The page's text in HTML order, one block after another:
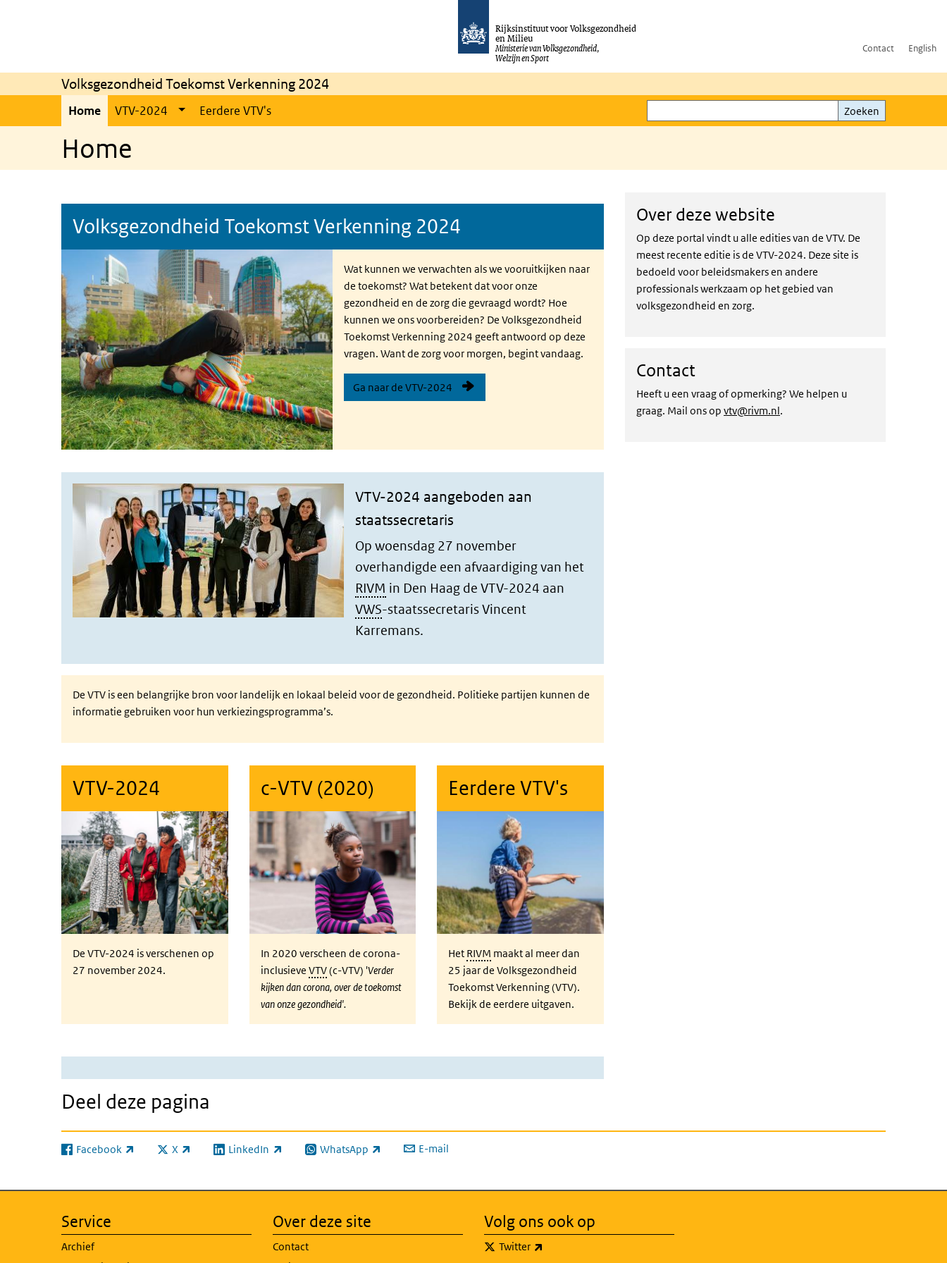
Rijksinstituut voor Volksgezondheid
en Milieu
Ministerie van Volksgezondheid,
Welzijn en Sport
Contact English
Volksgezondheid Toekomst Verkenning 2024
Home VTV-2024 Eerdere VTV's
Zoeken
Zoeken
Home
Volksgezondheid Toekomst Verkenning 2024
Wat kunnen we verwachten als we vooruitkijken naar
de toekomst? Wat betekent dat voor onze
gezondheid en de zorg die gevraagd wordt? Hoe
kunnen we ons voorbereiden? De Volksgezondheid
Toekomst Verkenning 2024 geeft antwoord op deze
vragen. Want de zorg voor morgen, begint vandaag.
Ga naar de VTV-2024
VTV-2024 aangeboden aan
staatssecretaris
Op woensdag 27 november
overhandigde een afvaardiging van het
RIVM in Den Haag de VTV-2024 aan
VWS-staatssecretaris Vincent
Karremans.
De VTV is een belangrijke bron voor landelijk en lokaal beleid voor de gezondheid. Politieke partijen kunnen de
informatie gebruiken voor hun verkiezingsprogramma’s.
VTV-2024
De VTV-2024 is verschenen op
27 november 2024.
c-VTV (2020)
In 2020 verscheen de corona-
inclusieve VTV(c-VTV) 'Verder
kijken dan corona, over de toekomst
van onze gezondheid'.
Eerdere VTV's
Het RIVM maakt al meer dan
25 jaar de Volksgezondheid
Toekomst Verkenning (VTV).
Bekijk de eerdere uitgaven.
Over deze website
Op deze portal vindt u alle edities van de VTV. De
meest recente editie is de VTV-2024. Deze site is
bedoeld voor beleidsmakers en andere
professionals werkzaam op het gebied van
volksgezondheid en zorg.
Contact
Heeft u een vraag of opmerking? We helpen u
graag. Mail ons op vtv@rivm.nl.
Deel deze pagina
Facebook
(externe link) X
(externe link) LinkedIn
(externe link) WhatsApp
(externe link) E-mail
Service
Archief
Over deze site
Contact
Volg ons ook op
Twitter